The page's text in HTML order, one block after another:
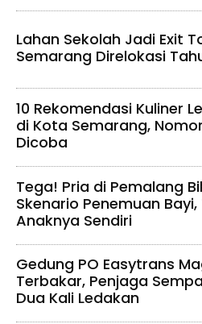
Lahan Sekolah Jadi Exit
Semarang Direlokasi
10 Rekomendasi Kuliner
di Kota Semarang,
Dicoba
Tega! Pria di Pemalang
Skenario Penemuan
Anaknya Sendiri
Gedung PO Easytrans
Terbakar, Penjaga
Dua Kali Ledakan